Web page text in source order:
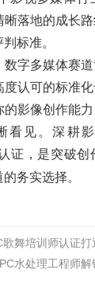
落地的成长
标准。
字多媒体赛
认可的标准
影像创作能
看见。深耕
证，是突破创
务实选择。
舞培训师认证打
水处理工程师